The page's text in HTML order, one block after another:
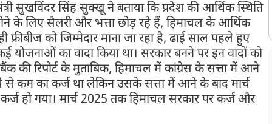
सुखविंदर सिंह सुक्खू ने बताया कि प्रदेश की आर्थिक स्थिति
के लिए सैलरी और भत्ता छोड़ रहे हैं, हिमाचल के आर्थिक
को जिम्मेदार माना जा रहा है, ढाई साल पहले हुए
योजनाओं का वादा किया था। सरकार बनने पर इन वादों को
की रिपोर्ट के मुताबिक, हिमाचल में कांग्रेस के सत्ता में आने
कम का कर्ज था लेकिन उसके सत्ता में आने के बाद मार्च
हो गया। मार्च 2025 तक हिमाचल सरकार पर कर्ज और